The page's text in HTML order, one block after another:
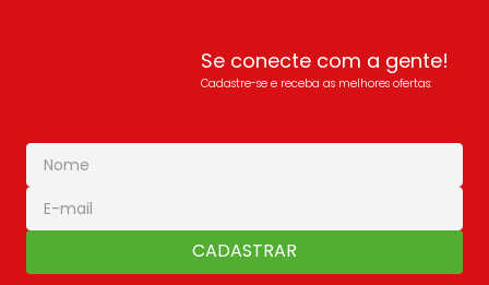
Se conecte com a gente!
Cadastre-se e receba as melhores ofertas:
CADASTRAR